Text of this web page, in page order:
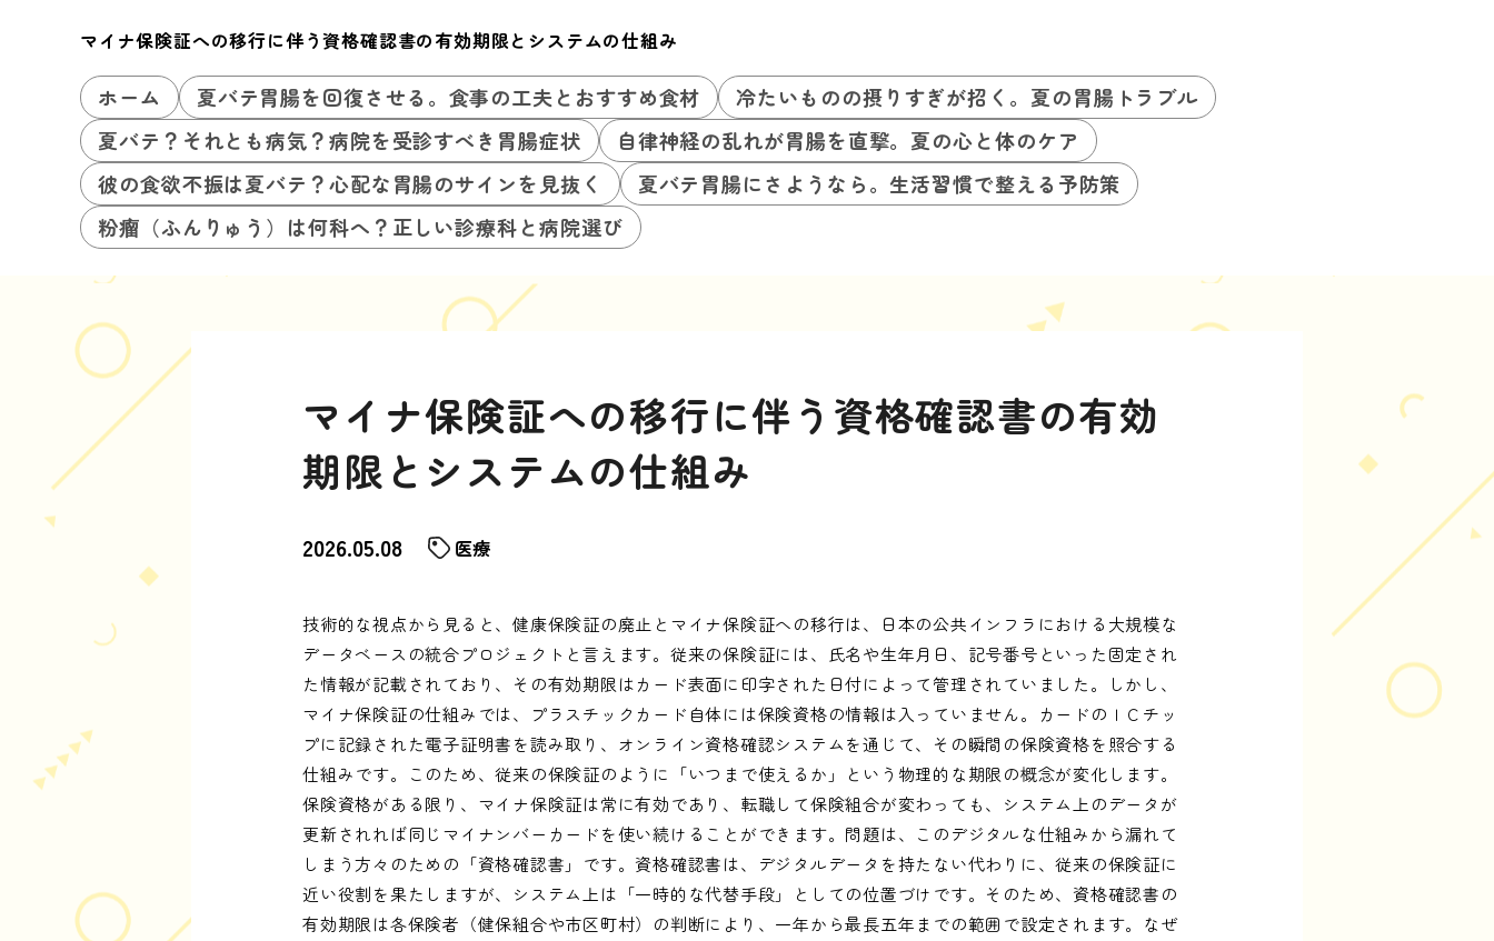
マイナ保険証への移行に伴う資格確認書の有効期限とシステムの仕組み
ホーム 夏バテ胃腸を回復させる。食事の工夫とおすすめ食材
冷たいものの摂りすぎが招く。夏の胃腸トラブル
夏バテ？それとも病気？病院を受診すべき胃腸症状
自律神経の乱れが胃腸を直撃。夏の心と体のケア
彼の食欲不振は夏バテ？心配な胃腸のサインを見抜く
夏バテ胃腸にさようなら。生活習慣で整える予防策
粉瘤（ふんりゅう）は何科へ？正しい診療科と病院選び
マイナ保険証への移行に伴う資格確認書の有効
期限とシステムの仕組み
2026.05.08 医療
技術的な視点から見ると、健康保険証の廃止とマイナ保険証への移行は、日本の公共インフラにおける大規模な
データベースの統合プロジェクトと言えます。従来の保険証には、氏名や生年月日、記号番号といった固定され
た情報が記載されており、その有効期限はカード表面に印字された日付によって管理されていました。しかし、
マイナ保険証の仕組みでは、プラスチックカード自体には保険資格の情報は入っていません。カードのＩＣチッ
プに記録された電子証明書を読み取り、オンライン資格確認システムを通じて、その瞬間の保険資格を照合する
仕組みです。このため、従来の保険証のように「いつまで使えるか」という物理的な期限の概念が変化します。
保険資格がある限り、マイナ保険証は常に有効であり、転職して保険組合が変わっても、システム上のデータが
更新されれば同じマイナンバーカードを使い続けることができます。問題は、このデジタルな仕組みから漏れて
しまう方々のための「資格確認書」です。資格確認書は、デジタルデータを持たない代わりに、従来の保険証に
近い役割を果たしますが、システム上は「一時的な代替手段」としての位置づけです。そのため、資格確認書の
有効期限は各保険者（健保組合や市区町村）の判断により、一年から最長五年までの範囲で設定されます。なぜ